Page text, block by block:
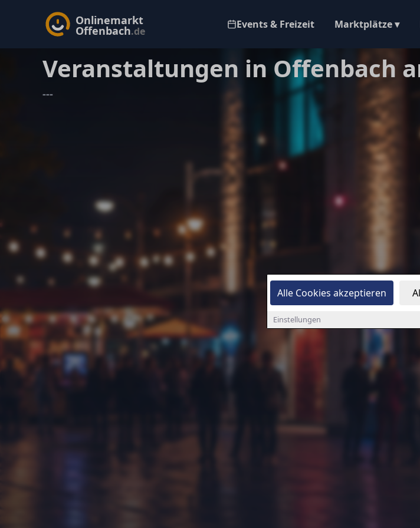
Alle Cookies akzeptieren
Einstellungen
Onlinemarkt
Offenbach.de
Events & Freizeit Marktplätze ▾
Veranstaltungen in Offenbach
---